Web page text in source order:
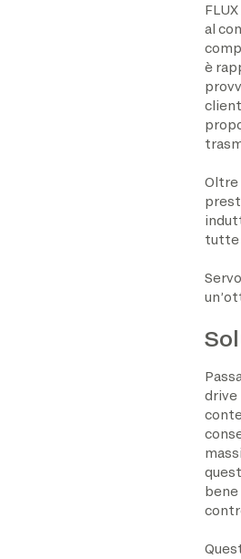
al
è
Oltre
tutte
drive
bene